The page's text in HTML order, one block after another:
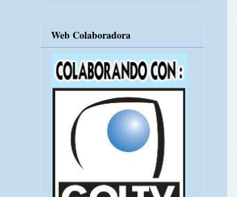
Web Colaboradora